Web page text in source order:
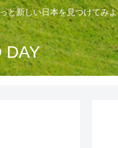
と新しい日本を見つけてみ
DAY